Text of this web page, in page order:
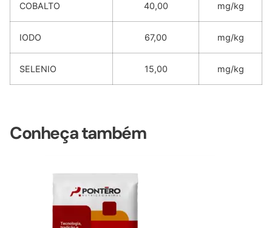
COBALTO 40,00 mg/kg
IODO 67,00 mg/kg
SELENIO 15,00 mg/kg
Conheça também